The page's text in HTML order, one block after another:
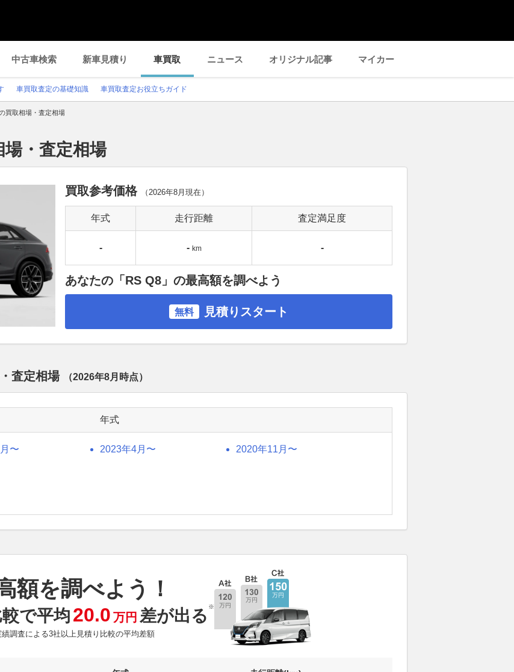
中古車検索 新車見積り 車買取 ニュース オリジナル記事 マイカー
車買取査定の基礎知識 車買取査定お役立ちガイド
買取相場・査定相場
・査定相場
買取参考価格 （2026年8月 現在）
年式 走行距離 査定満足度
- - km -
あなたの「RS Q8」の最高額を調べよう
無料 見積りスタート
査定相場 （2026年8月 時点）
年式
〜 2023年4月〜 2020年11月〜
額を調べよう！
で平均20.0 万円 差が出る ※
調査による3社以上見積り比較の平均差額